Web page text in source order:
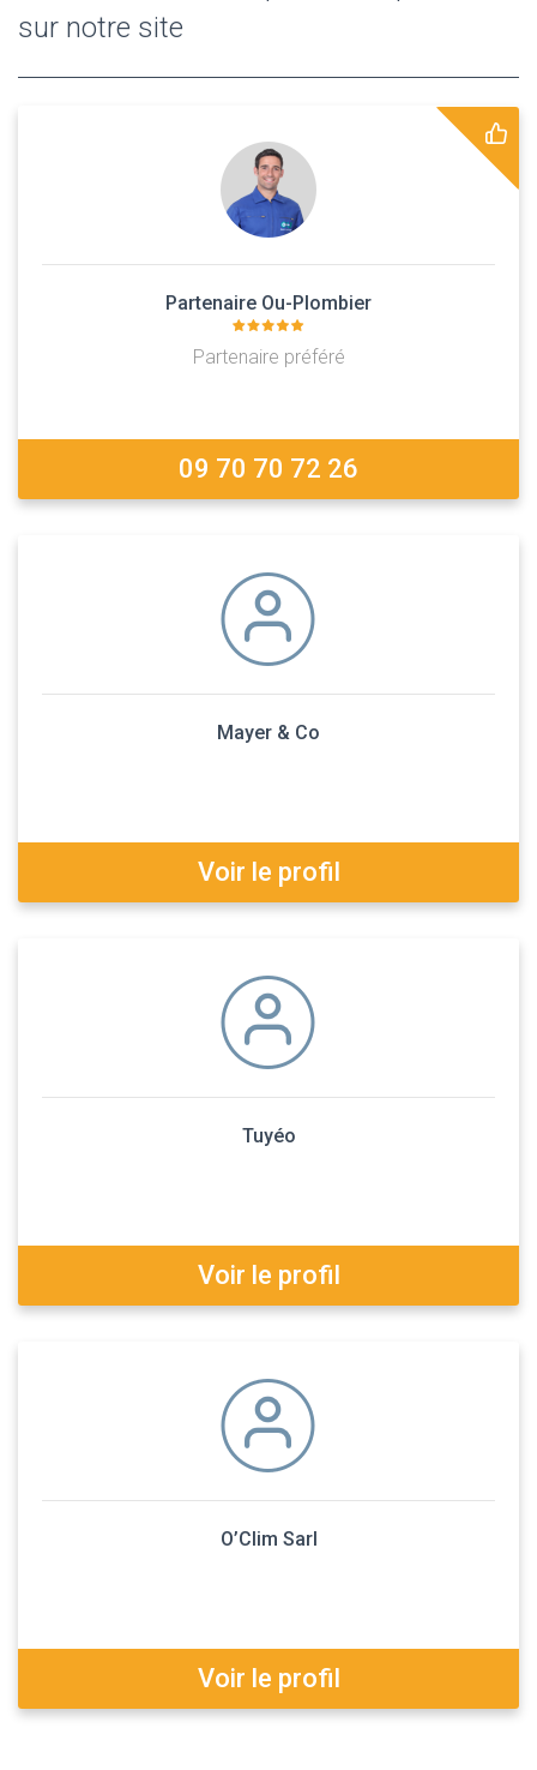
sur notre site
Partenaire Ou-Plombier
Partenaire préféré
09 70 70 72 26
Mayer & Co
Voir le profil
Tuyéo
Voir le profil
O’Clim Sarl
Voir le profil